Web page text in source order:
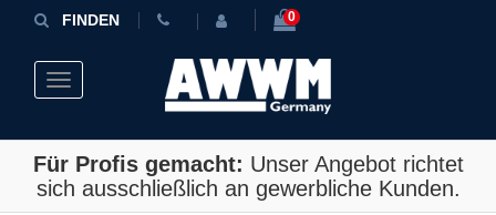
FINDEN 0
Toggle navigation
Für Profis gemacht: Unser Angebot richtet
sich ausschließlich an gewerbliche Kunden.